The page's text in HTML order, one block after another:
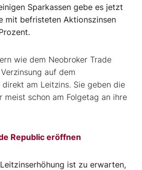
Sparkassen gebe es jetzt
mit befristeten Aktionszinsen
wie dem Neobroker Trade
auf dem
am Leitzins. Sie geben die
meist schon am Folgetag an ihre
Republic eröffnen
ist zu erwarten,